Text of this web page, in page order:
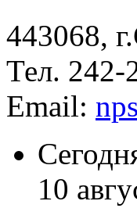
443068,
Тел. 242-
Email:
10